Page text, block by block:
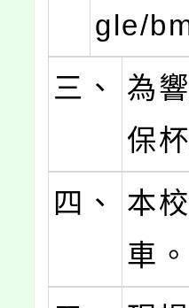
gle/
三、
為
保
四、
本
車。